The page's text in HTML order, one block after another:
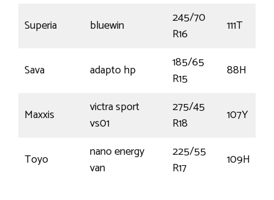
Superia bluewin
245/70
R16
111T
Sava adapto hp
185/65
R15
88H
Maxxis
victra sport
vs01
275/45
R18
107Y
Toyo
nano energy
van
225/55
R17
109H